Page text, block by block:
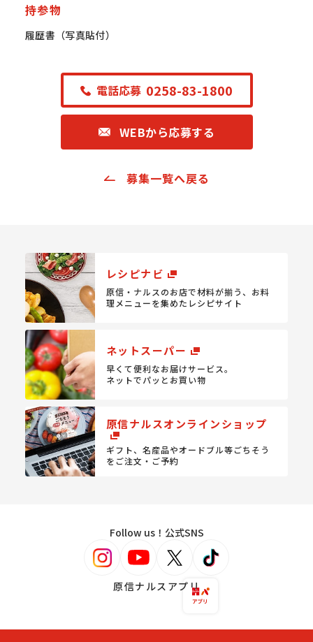
持参物
履歴書（写真貼付）
電話応募 0258-83-1800
WEBから応募する
募集一覧へ戻る
レシピナビ
原信・ナルスのお店で材料が揃う、 お料
理メニューを集めたレシピサイト
ネットスーパー
早くて便利なお届けサービス。
ネットでパッとお買い物
原信ナルスオンラインショップ
ギフト、名産品やオードブル等ごちそう
をご注文・ご予約
Follow us！公式SNS
原信ナルスアプリ